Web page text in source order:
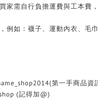
家需自行負擔運費與工本費
例如：襪子、運動內衣、毛
第一手商品資
(記得加@)